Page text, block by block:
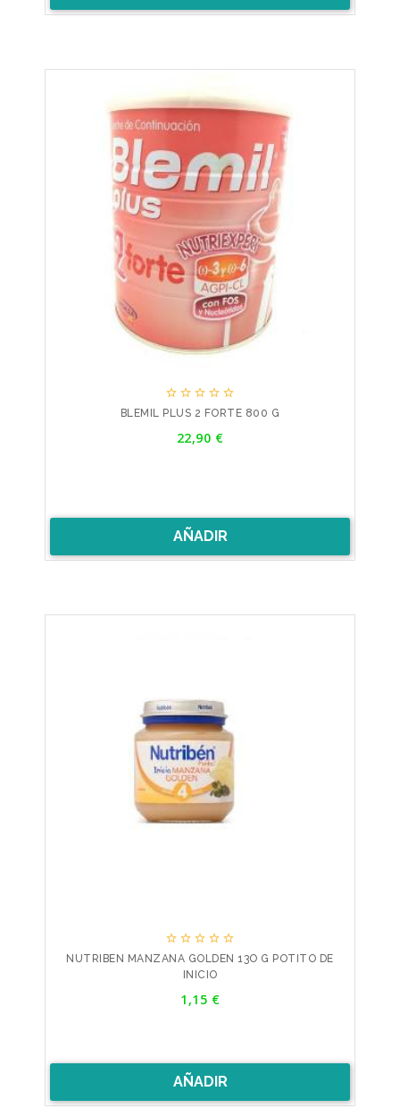
    
BLEMIL PLUS 2 FORTE 800 G
22,90 €
AÑADIR
    
NUTRIBEN MANZANA GOLDEN 13O G POTITO DE
INICIO
1,15 €
AÑADIR